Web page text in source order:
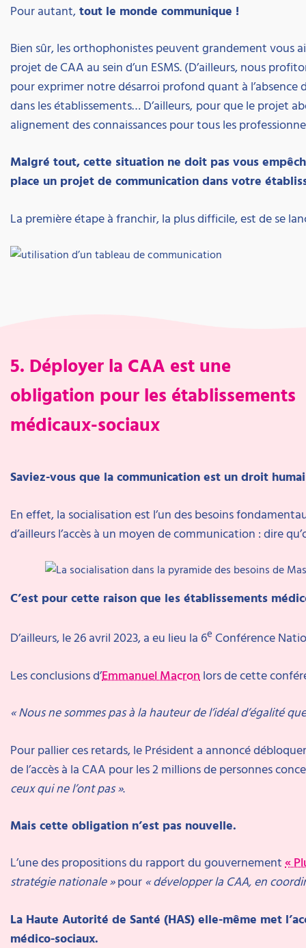
Pour autant,tout le monde communique !
Bien sûr, les orthophonistes peuvent grandement vous
projet de CAA au sein d’un ESMS. (D’ailleurs, nous
pour exprimer notre désarroi profond quant à l’absence
dans les établissements… D’ailleurs, pour que le projet
alignement des connaissances pour tous les
Malgré tout, cette situation ne doit pas vous
place un projet de communication dans votre
La première étape à franchir, la plus difficile, est de se
5. Déployer la CAA est une
obligation pour les établissements
médicaux-sociaux
Saviez-vous que la communication est un droit
En effet, la socialisation est l’un des besoins
d’ailleurs l’accès à un moyen de communication : dire
C’est pour cette raison que les établissements
D’ailleurs, le 26 avril 2023, a eu lieu la 6e Conférence
Les conclusions d’Emmanuel Macronlors de cette
« Nous ne sommes pas à la hauteur de l’idéal d’égalité
Pour pallier ces retards, le Président a annoncé
de l’accès à la CAA pour les 2 millions de personnes
ceux qui ne l’ont pas ».
Maiscette obligation n’est pas nouvelle.
L’une des propositions du rapport du gouvernement«
stratégie nationale »pour« développer la CAA, en
La Haute Autorité de Santé (HAS) elle-même met
médico-sociaux.